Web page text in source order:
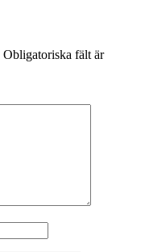
Obligatoriska fält är